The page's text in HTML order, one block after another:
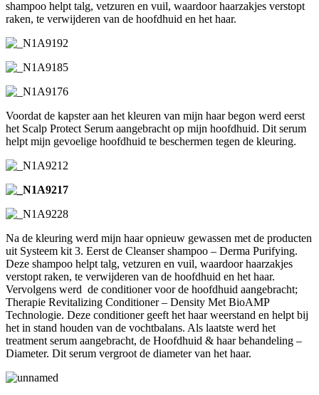
shampoo helpt talg, vetzuren en vuil, waardoor haarzakjes verstopt
raken, te verwijderen van de hoofdhuid en het haar.
Voordat de kapster aan het kleuren van mijn haar begon werd eerst
het Scalp Protect Serum aangebracht op mijn hoofdhuid. Dit serum
helpt mijn gevoelige hoofdhuid te beschermen tegen de kleuring.
Na de kleuring werd mijn haar opnieuw gewassen met de producten
uit Systeem kit 3. Eerst de Cleanser shampoo – Derma Purifying.
Deze shampoo helpt talg, vetzuren en vuil, waardoor haarzakjes
verstopt raken, te verwijderen van de hoofdhuid en het haar.
Vervolgens werd de conditioner voor de hoofdhuid aangebracht;
Therapie Revitalizing Conditioner – Density Met BioAMP
Technologie. Deze conditioner geeft het haar weerstand en helpt bij
het in stand houden van de vochtbalans. Als laatste werd het
treatment serum aangebracht, de Hoofdhuid & haar behandeling –
Diameter. Dit serum vergroot de diameter van het haar.